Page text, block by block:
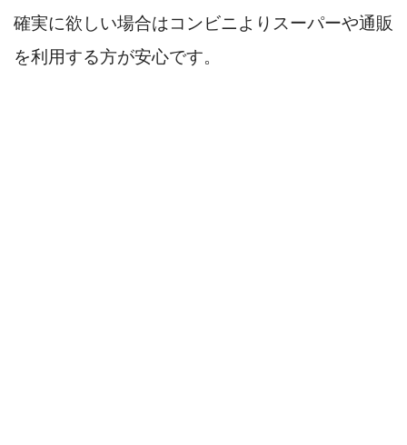
確実に欲しい場合はコンビニよりスーパーや通販
を利用する方が安心です。